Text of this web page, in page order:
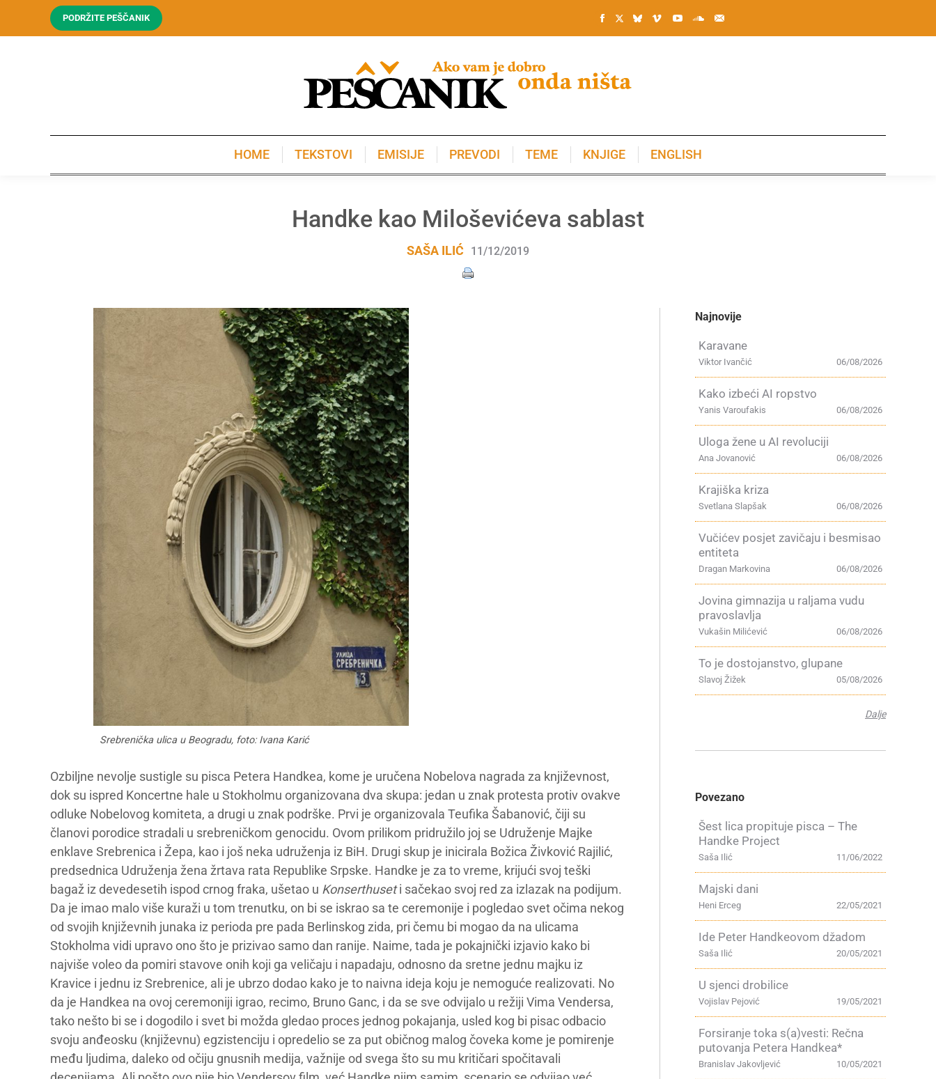
PODRŽITE PEŠČANIK
HOME TEKSTOVI EMISIJE PREVODI TEME KNJIGE ENGLISH
Handke kao Miloševićeva sablast
SAŠA ILIĆ 11/12/2019
Srebrenička ulica u Beogradu, foto: Ivana Karić
Ozbiljne nevolje sustigle su pisca Petera Handkea, kome je uručena Nobelova nagrada za književnost,
dok su ispred Koncertne hale u Stokholmu organizovana dva skupa: jedan u znak protesta protiv ovakve
odluke Nobelovog komiteta, a drugi u znak podrške. Prvi je organizovala Teufika Šabanović, čiji su
članovi porodice stradali u srebreničkom genocidu. Ovom prilikom pridružilo joj se Udruženje Majke
enklave Srebrenica i Žepa, kao i još neka udruženja iz BiH. Drugi skup je inicirala Božica Živković Rajilić,
predsednica Udruženja žena žrtava rata Republike Srpske. Handke je za to vreme, krijući svoj teški
bagaž iz devedesetih ispod crnog fraka, ušetao u Konserthuseti sačekao svoj red za izlazak na podijum.
Da je imao malo više kuraži u tom trenutku, on bi se iskrao sa te ceremonije i pogledao svet očima nekog
od svojih književnih junaka iz perioda pre pada Berlinskog zida, pri čemu bi mogao da na ulicama
Stokholma vidi upravo ono što je prizivao samo dan ranije. Naime, tada je pokajnički izjavio kako bi
najviše voleo da pomiri stavove onih koji ga veličaju i napadaju, odnosno da sretne jednu majku iz
Kravice i jednu iz Srebrenice, ali je ubrzo dodao kako je to naivna ideja koju je nemoguće realizovati. No
da je Handkea na ovoj ceremoniji igrao, recimo, Bruno Ganc, i da se sve odvijalo u režiji Vima Vendersa,
tako nešto bi se i dogodilo i svet bi možda gledao proces jednog pokajanja, usled kog bi pisac odbacio
svoju anđeosku (književnu) egzistenciju i opredelio se za put običnog malog čoveka kome je pomirenje
među ljudima, daleko od očiju gnusnih medija, važnije od svega što su mu kritičari spočitavali
Najnovije
Karavane
06/08/2026
Viktor Ivančić
Kako izbeći AI ropstvo
06/08/2026
Yanis Varoufakis
Uloga žene u AI revoluciji
06/08/2026
Ana Jovanović
Krajiška kriza
06/08/2026
Svetlana Slapšak
Vučićev posjet zavičaju i besmisao
entiteta
06/08/2026
Dragan Markovina
Jovina gimnazija u raljama vudu
pravoslavlja
06/08/2026
Vukašin Milićević
To je dostojanstvo, glupane
05/08/2026
Slavoj Žižek
Dalje
Povezano
Šest lica propituje pisca – The
Handke Project
11/06/2022
Saša Ilić
Majski dani
22/05/2021
Heni Erceg
Ide Peter Handkeovom džadom
20/05/2021
Saša Ilić
U sjenci drobilice
19/05/2021
Vojislav Pejović
Forsiranje toka s(a)vesti: Rečna
putovanja Petera Handkea*
10/05/2021
Branislav Jakovljević
KNJIGE ENGLISH